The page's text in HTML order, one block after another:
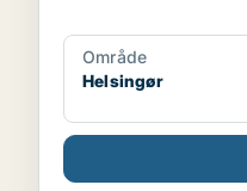
Område
Helsingør